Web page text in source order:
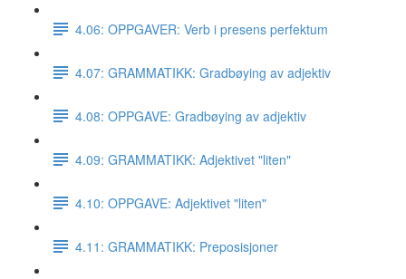
4.06: OPPGAVER: Verb i presens perfektum
4.07: GRAMMATIKK: Gradbøying av adjektiv
4.08: OPPGAVE: Gradbøying av adjektiv
4.09: GRAMMATIKK: Adjektivet "liten"
4.10: OPPGAVE: Adjektivet "liten"
4.11: GRAMMATIKK: Preposisjoner